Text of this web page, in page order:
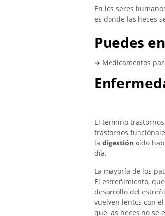
En los seres
es donde las heces
Puedes
➔ Medicamentos
El término
trastornos
la digestión oído
día.
La mayoría de los
El estreñimiento,
desarrollo del
vuelven lentos con
que las heces no se